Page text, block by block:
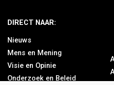
DIRECT NAAR:
Nieuws
Mens en Mening
Visie en Opinie
Onderzoek en Beleid